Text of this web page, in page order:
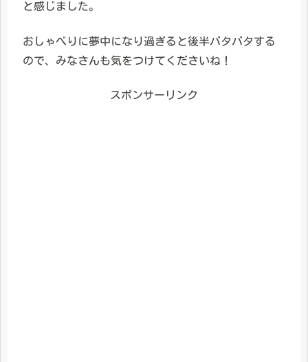
と感じました。
おしゃべりに夢中になり過ぎると後半バタバタする
ので、みなさんも気をつけてくださいね！
スポンサーリンク